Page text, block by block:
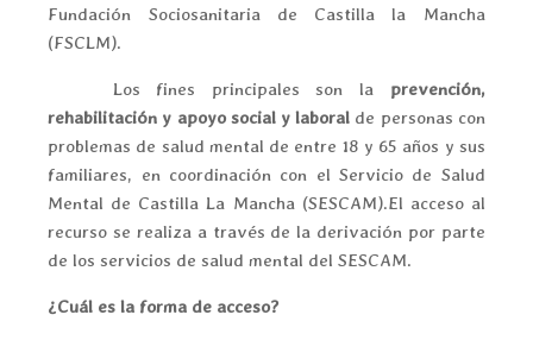
Fundación Sociosanitaria de Castilla la Mancha
(FSCLM).
Los fines principales son la prevención,
rehabilitación y apoyo social y laboral de personas con
problemas de salud mental de entre 18 y 65 años y sus
familiares, en coordinación con el Servicio de Salud
Mental de Castilla La Mancha (SESCAM).El acceso al
recurso se realiza a través de la derivación por parte
de los servicios de salud mental del SESCAM.
¿Cuál es la forma de acceso?